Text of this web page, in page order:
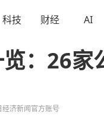
科技 财经 AI
：26家
经济新闻官方账号